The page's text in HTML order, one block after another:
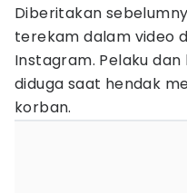
Diberitakan
terekam dalam video
Instagram. Pelaku
diduga saat hendak
korban.